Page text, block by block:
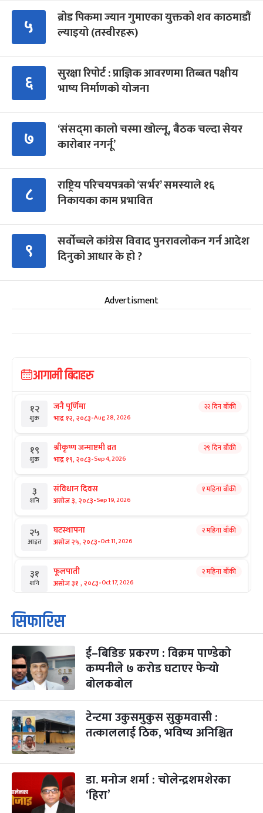
५
ब्रोड पिकमा ज्यान गुमाएका युक्तको शव काठमाडौं
ल्याइयो (तस्वीरहरू)
६
सुरक्षा रिपोर्ट : प्राज्ञिक आवरणमा तिब्बत पक्षीय
भाष्य निर्माणको योजना
७
‘संसद्‍मा कालो चस्मा खोल्नू, बैठक चल्दा सेयर
कारोबार नगर्नू’
८
राष्ट्रिय परिचयपत्रको ‘सर्भर’ समस्याले १६
निकायका काम प्रभावित
९
सर्वोच्चले कांग्रेस विवाद पुनरावलोकन गर्न आदेश
दिनुको आधार के हो ?
Advertisment
आगामी बिदाहरु
१२
शुक्र
जनै पूर्णिमा
भाद्र १२, २०८३-Aug 28, 2026
२२ दिन बाँकी
१९
शुक्र
श्रीकृष्ण जन्माष्टमी व्रत
भाद्र १९, २०८३-Sep 4, 2026
२९ दिन बाँकी
३
शनि
संविधान दिवस
असोज ३, २०८३-Sep 19, 2026
१ महिना बाँकी
२५
आइत
घटस्थापना
असोज २५, २०८३-Oct 11, 2026
२ महिना बाँकी
३१
शनि
फूलपाती
असोज ३१ , २०८३-Oct 17, 2026
२ महिना बाँकी
१
आइत
कार्तिक सङ्क्रान्ति
कार्तिक १, २०८३
३
मंगल
महानवमी
कार्तिक ३, २०८३-Oct 20, 2026
२ महिना बाँकी
४
५
बिहि
पापा‌ङ्कुशा एकादशी व्रत
कार्तिक ५, २०८३
२ महिना बाँकी
आइत
कुकुर तिहार
कार्तिक २२, २०८३-Nov 8, 2026
३ महिना बाँकी
सिफारिस
ई–बिडिङ प्रकरण : विक्रम पाण्डेको
कम्पनीले ७ करोड घटाएर फेर्‍यो
बोलकबोल
टेन्टमा उकुसमुकुस सुकुमवासी :
तत्काललाई ठिक, भविष्य अनिश्चित
डा. मनोज शर्मा : चोलेन्द्रशमशेरका
‘हिरा’